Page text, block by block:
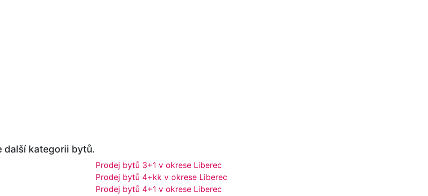
další kategorii bytů.
Prodej bytů 3+1 v okrese Liberec
Prodej bytů 4+kk v okrese Liberec
Prodej bytů 4+1 v okrese Liberec